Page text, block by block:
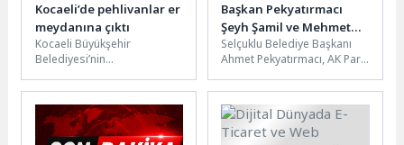
Kocaeli’de pehlivanlar er
meydanına çıktı
Kocaeli Büyükşehir
Belediyesi’nin
18’incisi düzenlenen
Sekapark Altınkemer Yağlı
Güreşleri, binlerce yağlı
güreş...
Başkan Pekyatırmacı
Şeyh Şamil ve Mehmet
Akif Mahallelerinde
Vatandaşların Sorularını
Cevapladı
Selçuklu Belediye Başkanı
Ahmet Pekyatırmacı, AK Parti
Yönetimler Başkanlığı
tarafından hayata geçirilen...